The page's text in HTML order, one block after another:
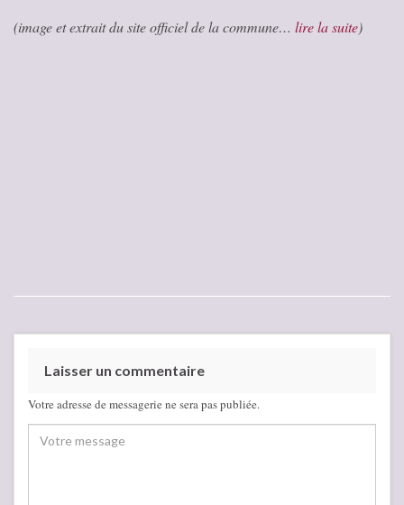
(image et extrait du site officiel de la commune… lire la suite)
Laisser un commentaire
Votre adresse de messagerie ne sera pas publiée.